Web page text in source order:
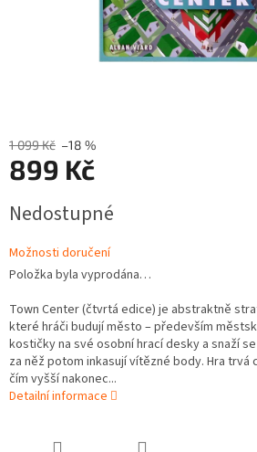
1 099 Kč –18 %
899 Kč
cena:
Nedostupné
Možnosti doručení
Položka byla vyprodána…
Town Center (čtvrtá edice) je abstraktně
které hráči budují město – především
kostičky na své osobní hrací desky a snaží
za něž potom inkasují vítězné body. Hra trvá
čím vyšší nakonec...
Detailní informace